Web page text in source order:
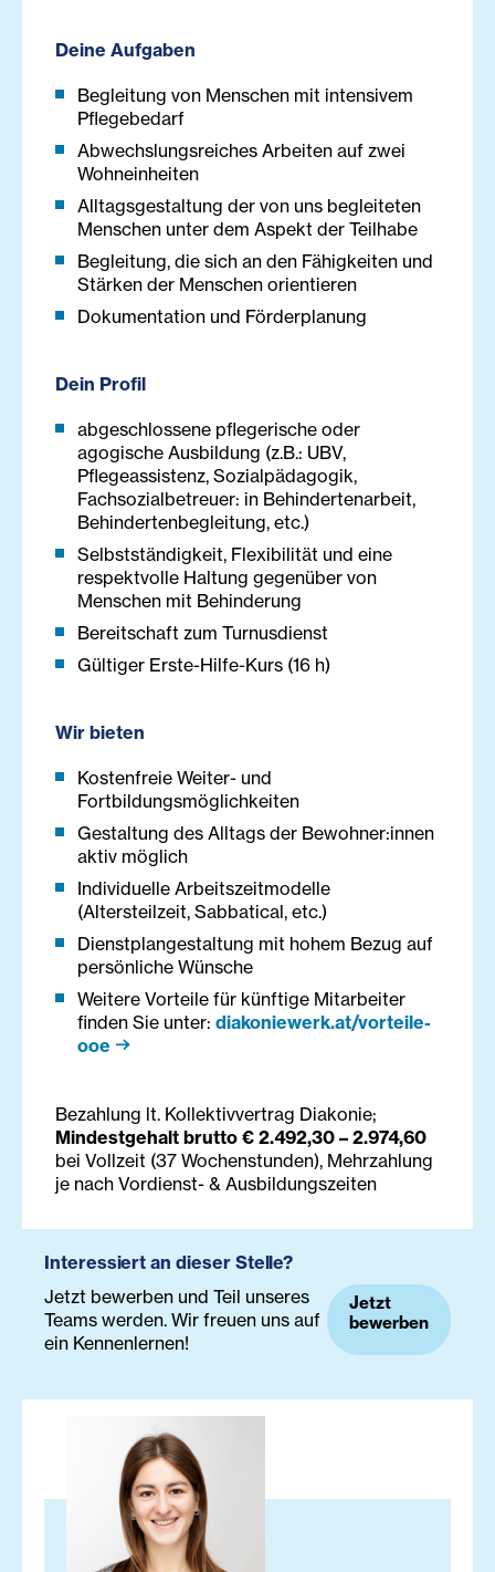
Deine Aufgaben
Begleitung von Menschen mit intensivem
Pflegebedarf
Abwechslungsreiches Arbeiten auf zwei
Wohneinheiten
Alltagsgestaltung der von uns begleiteten
Menschen unter dem Aspekt der Teilhabe
Begleitung, die sich an den Fähigkeiten und
Stärken der Menschen orientieren
Dokumentation und Förderplanung
Dein Profil
abgeschlossene pflegerische oder
agogische Ausbildung (z.B.: UBV,
Pflegeassistenz, Sozialpädagogik,
Fachsozialbetreuer: in Behindertenarbeit,
Behindertenbegleitung, etc.)
Selbstständigkeit, Flexibilität und eine
respektvolle Haltung gegenüber von
Menschen mit Behinderung
Bereitschaft zum Turnusdienst
Gültiger Erste-Hilfe-Kurs (16 h)
Wir bieten
Kostenfreie Weiter- und
Fortbildungsmöglichkeiten
Gestaltung des Alltags der Bewohner:innen
aktiv möglich
Individuelle Arbeitszeitmodelle
(Altersteilzeit, Sabbatical, etc.)
Dienstplangestaltung mit hohem Bezug auf
persönliche Wünsche
Weitere Vorteile für künftige Mitarbeiter
finden Sie unter: diakoniewerk.at/vorteile-
ooe
Bezahlung lt. Kollektivvertrag Diakonie;
Mindestgehalt brutto € 2.492,30 – 2.974,60
bei Vollzeit (37 Wochenstunden), Mehrzahlung
je nach Vordienst- & Ausbildungszeiten
Interessiert an dieser Stelle?
Jetzt bewerben und Teil unseres
Teams werden. Wir freuen uns auf
ein Kennenlernen!
Jetzt
bewerben